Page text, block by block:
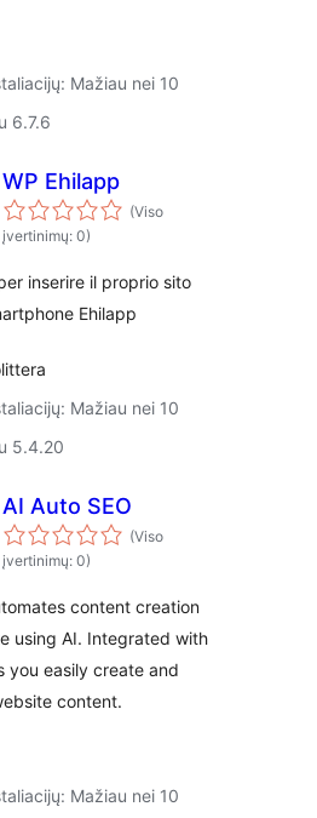
Mažiau nei 10
6.7.6
WP Ehilapp
(Viso
įvertinimų: 0)
inserire il proprio sito
Ehilapp
Mažiau nei 10
5.4.20
AI Auto SEO
(Viso
įvertinimų: 0)
content creation
using AI. Integrated with
you easily create and
content.
Mažiau nei 10